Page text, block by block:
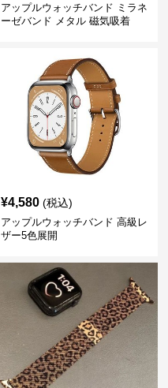
アップルウォッチバンド ミラネ
ーゼバンド メタル 磁気吸着
¥4,580 (税込)
アップルウォッチバンド 高級レ
ザー5色展開